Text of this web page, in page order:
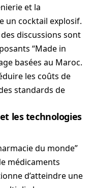
et la
un cocktail explosif.
discussions sont
“Made in
basées au Maroc.
les coûts de
standards de
les technologies
du monde”
médicaments
d’atteindre une